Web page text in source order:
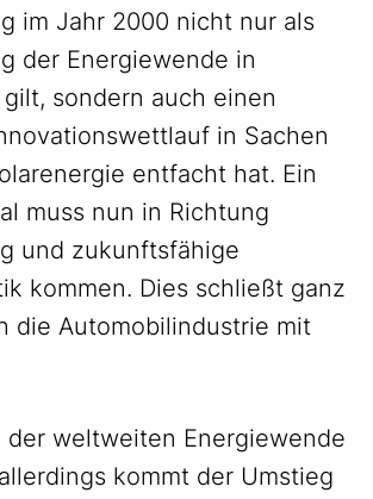
im Jahr 2000 nicht nur als
der Energiewende in
sondern auch einen
in Sachen
entfacht hat. Ein
muss nun in Richtung
und zukunftsfähige
kommen. Dies schließt ganz
die Automobilindustrie mit
der weltweiten Energiewende
kommt der Umstieg